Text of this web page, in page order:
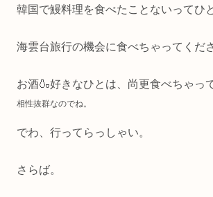
韓国で鰻料理を食べたことないってひと
海雲台旅行の機会に食べちゃってく
お酒🍶好きなひとは、尚更食べちゃっ
相性抜群なのでね。
でわ、行ってらっしゃい。
さらば。